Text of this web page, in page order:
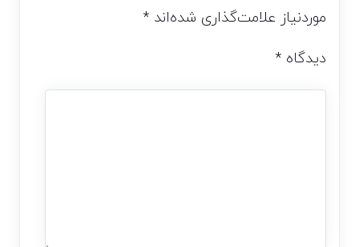
موردنیاز علامت‌گذاری شده‌اند*
دیدگاه*